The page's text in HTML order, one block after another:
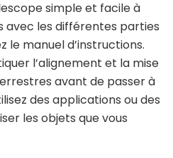
simple et facile à
avec les différentes parties
le manuel d’instructions.
l’alignement et la mise
avant de passer à
des applications ou des
les objets que vous